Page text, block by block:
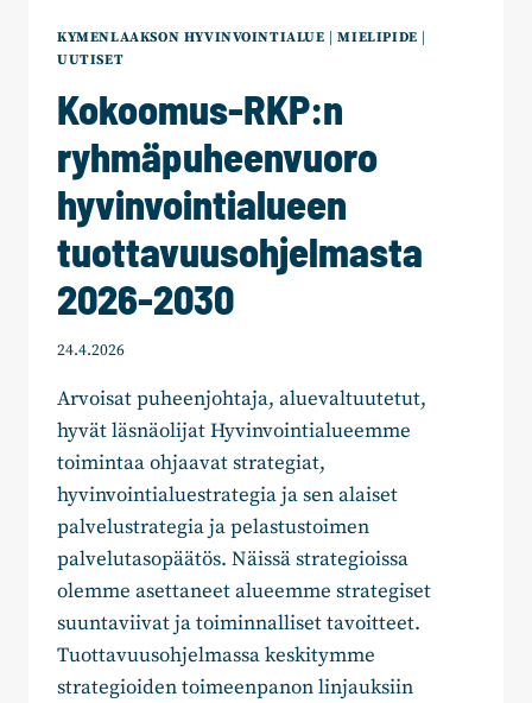
KYMENLAAKSON HYVINVOINTIALUE |MIELIPIDE
UUTISET
Kokoomus-RKP:n
ryhmäpuheenvuoro
hyvinvointialueen
tuottavuusohjelmasta
2026-2030
24.4.2026
Arvoisat puheenjohtaja, aluevaltuutetut,
hyvät läsnäolijat Hyvinvointialueemme
toimintaa ohjaavat strategiat,
hyvinvointialuestrategia ja sen alaiset
palvelustrategia ja pelastustoimen
palvelutasopäätös. Näissä strategioissa
olemme asettaneet alueemme strategiset
suuntaviivat ja toiminnalliset tavoitteet.
Tuottavuusohjelmassa keskitymme
strategioiden toimeenpanon linjauksiin